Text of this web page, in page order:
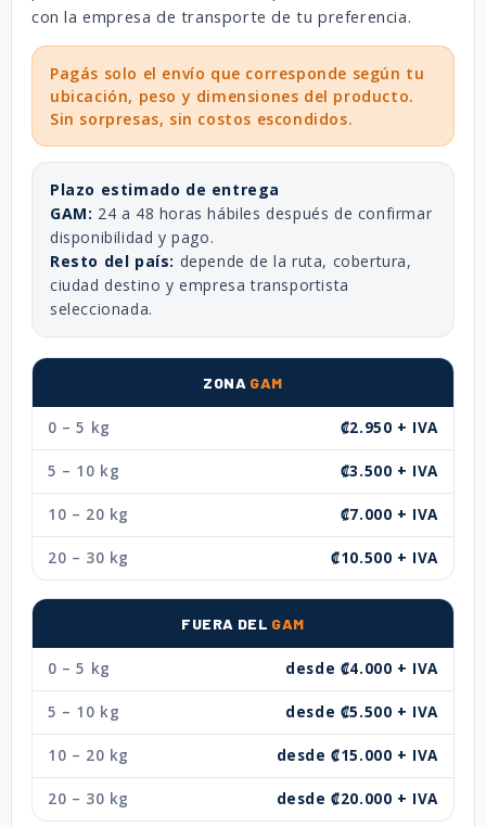
con la empresa de transporte de tu preferencia.
Pagás solo el envío que corresponde según tu
ubicación, peso y dimensiones del producto.
Sin sorpresas, sin costos escondidos.
Plazo estimado de entrega
GAM: 24 a 48 horas hábiles después de confirmar
disponibilidad y pago.
Resto del país: depende de la ruta, cobertura,
ciudad destino y empresa transportista
seleccionada.
ZONA GAM
0 – 5 kg ₡2.950 + IVA
5 – 10 kg ₡3.500 + IVA
10 – 20 kg ₡7.000 + IVA
20 – 30 kg ₡10.500 + IVA
FUERA DEL GAM
0 – 5 kg desde ₡4.000 + IVA
5 – 10 kg desde ₡5.500 + IVA
10 – 20 kg desde ₡15.000 + IVA
20 – 30 kg desde ₡20.000 + IVA